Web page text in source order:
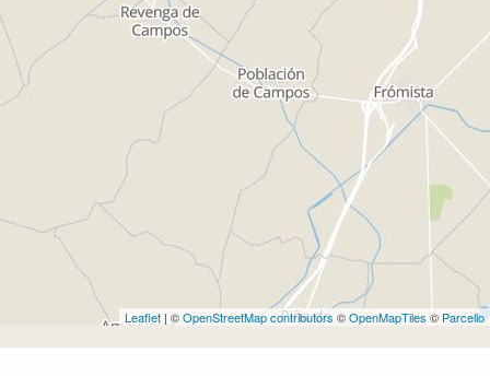
Leaflet | ©OpenStreetMap contributors ©OpenMapTiles © Parcello